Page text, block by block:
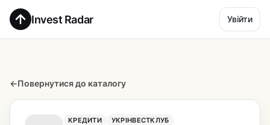
Invest Radar Увійти
←Повернутися до каталогу
КРЕДИТИ УКРІНВЕСТКЛУБ